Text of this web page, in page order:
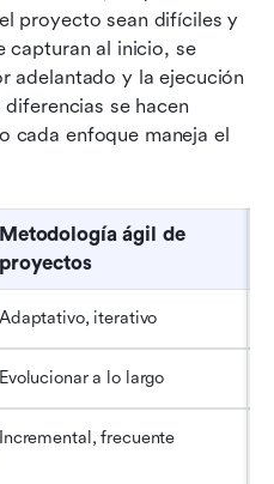
proyecto sean difíciles y
capturan al inicio, se
adelantado y la ejecución
se hacen
cada enfoque maneja el
Metodología ágil de
proyectos
Adaptativo, iterativo
Evolucionar a lo largo
Incremental, frecuente